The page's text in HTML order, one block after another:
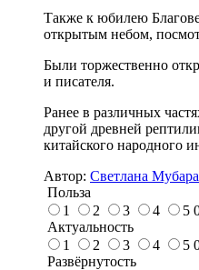
Также к юбилею
открытым небом,
Были торжественно
и писателя.
Ранее в различных
другой древней
китайского народного
Автор: Светлана
Польза
1
2 3 4 5
Актуальность
1
2 3 4 5
Развёрнутость